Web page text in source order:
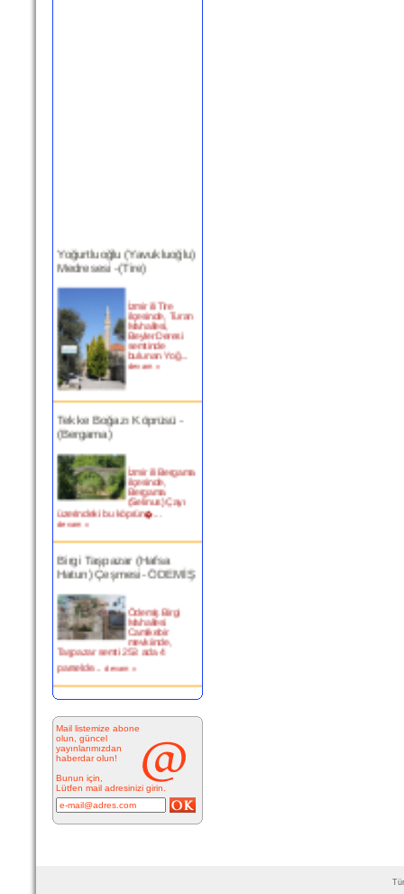
Medresesi -(Tire)
ilçesinde, Turan
Mahallesi,
Beyler Deresi
semtinde
bulunan Yoğ...
devam »
(Bergama)
ilçesinde,
Bergama
(Selinus) Çayı
üzerindeki bu köprün�...
devam »
Hatun) Çeşmesi- ÖDEMİŞ
Mahallesi
Camikebir
mevkiinde,
Taşpazar semti 253 ada 4
parselde... devam »
Resimde
görülen çeşme
İnkilap Caddesi
üzerinde yer
alan çarşı
bitiminde...
devam »
Mail listemize abone
olun, güncel
yayınlarımızdan
haberdar olun!
Bunun için,
Lütfen mail adresinizi girin.